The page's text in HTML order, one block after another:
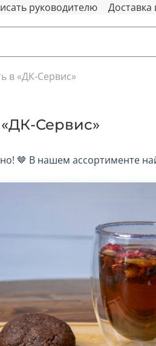
руководителю Доставка
в «ДК-Сервис»
Сервис»
🤎 В нашем ассортименте